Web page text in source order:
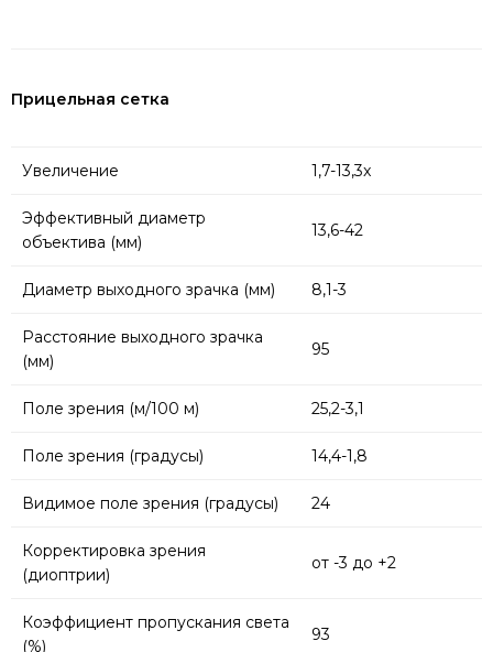
Прицельная сетка
Увеличение 1,7-13,3x
Эффективный диаметр
объектива (мм)
13,6-42
Диаметр выходного зрачка (мм) 8,1-3
Расстояние выходного зрачка
(мм)
95
Поле зрения (м/100 м) 25,2-3,1
Поле зрения (градусы) 14,4-1,8
Видимое поле зрения (градусы) 24
Корректировка зрения
(диоптрии)
от -3 до +2
Коэффициент пропускания света
(%)
93